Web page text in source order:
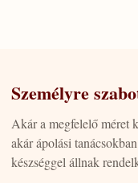
Személyre
Akár a megfelelő méret
akár ápolási
készséggel állnak